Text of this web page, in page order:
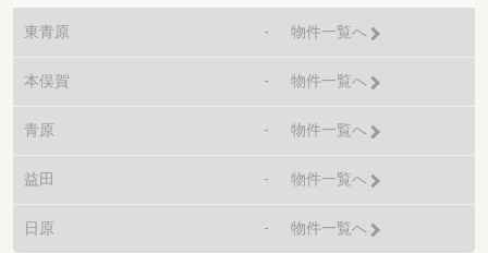
東青原 - 物件一覧へ
本俣賀 - 物件一覧へ
青原 - 物件一覧へ
益田 - 物件一覧へ
日原 - 物件一覧へ